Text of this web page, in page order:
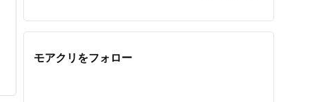
モアクリをフォロー